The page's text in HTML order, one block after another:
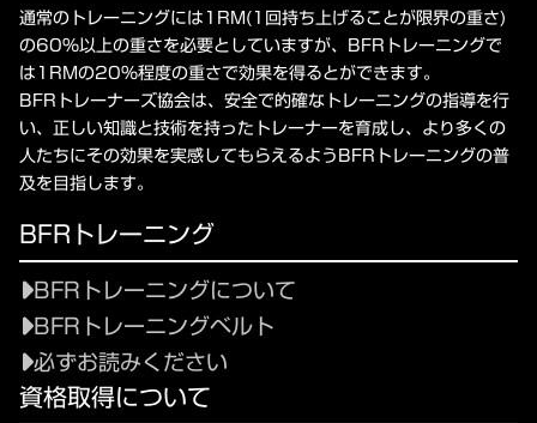
通常のトレーニングには1RM(1回持ち上げることが限界の重さ)
の60%以上の重さを必要としていますが、BFRトレーニングで
は1RMの20%程度の重さで効果を得るとができます。
BFRトレーナーズ協会は、安全で的確なトレーニングの指導を行
い、正しい知識と技術を持ったトレーナーを育成し、より多くの
人たちにその効果を実感してもらえるようBFRトレーニングの普
及を目指します。
BFRトレーニング
BFRトレーニングについて
BFRトレーニングベルト
必ずお読みください
資格取得について